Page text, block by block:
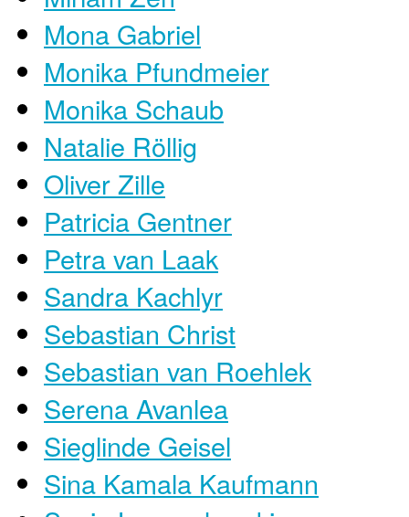
Mona Gabriel
Monika Pfundmeier
Monika Schaub
Natalie Röllig
Oliver Zille
Patricia Gentner
Petra van Laak
Sandra Kachlyr
Sebastian Christ
Sebastian van Roehlek
Serena Avanlea
Sieglinde Geisel
Sina Kamala Kaufmann